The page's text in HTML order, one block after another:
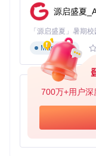
700万+用户深
皮带传动的优势。
实现大扭矩输出，
振动。这种混合架
了运动的平稳性和
图3：J1-J2关节传
4. 轻量化结构优化
penArm单臂重量仅
量功率比达到行业
能耗，还提高了运
源启盛夏
Markdown
py-xiaozhi
Python
0